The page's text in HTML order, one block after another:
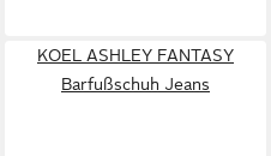
KOEL ASHLEY FANTASY
Barfußschuh Jeans